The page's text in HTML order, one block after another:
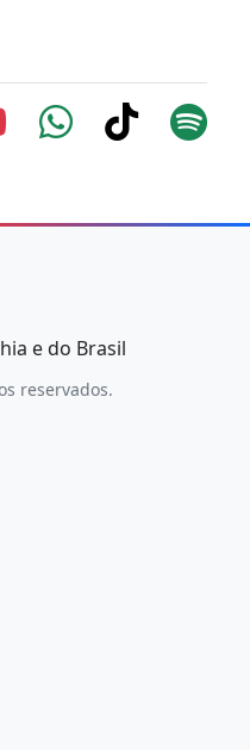
e do Brasil
reservados.